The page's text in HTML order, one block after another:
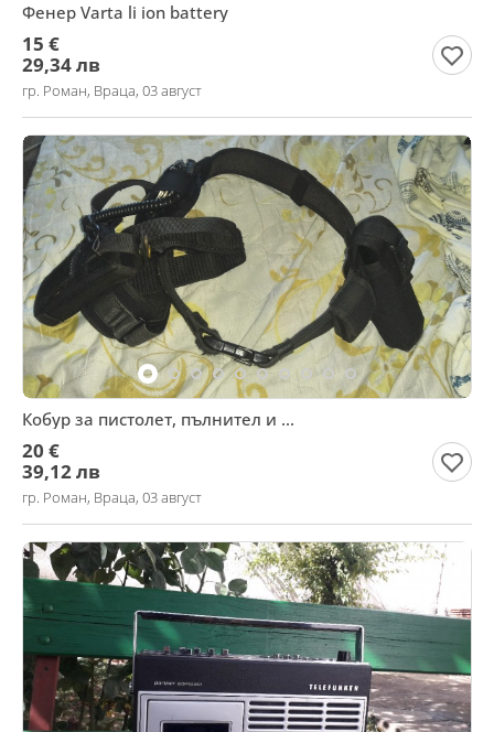
Фенер Varta li ion battery
15 €
29,34 лв
гр. Роман, Враца, 03 август
Кобур за пистолет, пълнител и ...
20 €
39,12 лв
гр. Роман, Враца, 03 август